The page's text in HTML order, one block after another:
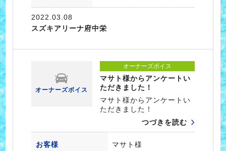
2022.03.08
スズキアリーナ府中栄
オーナーズボイス
オーナーズボイス
マサト様からアンケートい
ただきました！
マサト様からアンケートい
ただきました！
つづきを読む
お客様 マサト様